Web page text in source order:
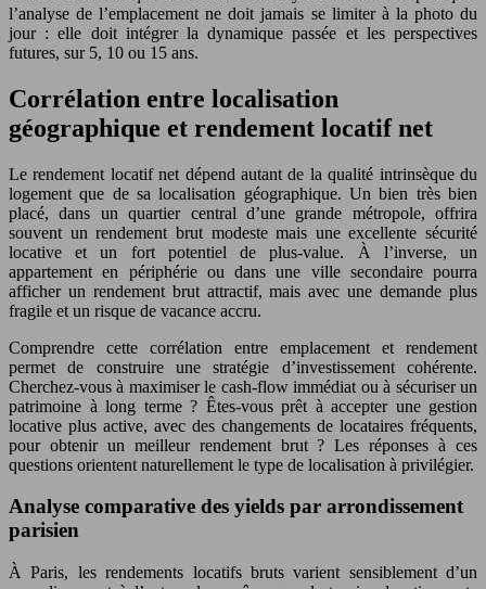
l’analyse de l’emplacement ne doit jamais se limiter à la photo du
jour : elle doit intégrer la dynamique passée et les perspectives
futures, sur 5, 10 ou 15 ans.
Corrélation entre localisation
géographique et rendement locatif net
Le rendement locatif net dépend autant de la qualité intrinsèque du
logement que de sa localisation géographique. Un bien très bien
placé, dans un quartier central d’une grande métropole, offrira
souvent un rendement brut modeste mais une excellente sécurité
locative et un fort potentiel de plus-value. À l’inverse, un
appartement en périphérie ou dans une ville secondaire pourra
afficher un rendement brut attractif, mais avec une demande plus
fragile et un risque de vacance accru.
Comprendre cette corrélation entre emplacement et rendement
permet de construire une stratégie d’investissement cohérente.
Cherchez-vous à maximiser le cash-flow immédiat ou à sécuriser un
patrimoine à long terme ? Êtes-vous prêt à accepter une gestion
locative plus active, avec des changements de locataires fréquents,
pour obtenir un meilleur rendement brut ? Les réponses à ces
questions orientent naturellement le type de localisation à privilégier.
Analyse comparative des yields par arrondissement
parisien
À Paris, les rendements locatifs bruts varient sensiblement d’un